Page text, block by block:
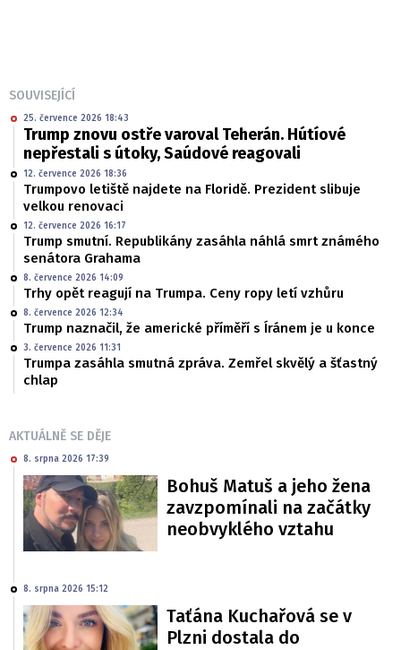
SOUVISEJÍCÍ
25. července 2026 18:43
Trump znovu ostře varoval Teherán. Hútíové
nepřestali s útoky, Saúdové reagovali
12. července 2026 18:36
Trumpovo letiště najdete na Floridě. Prezident slibuje
velkou renovaci
12. července 2026 16:17
Trump smutní. Republikány zasáhla náhlá smrt známého
senátora Grahama
8. července 2026 14:09
Trhy opět reagují na Trumpa. Ceny ropy letí vzhůru
8. července 2026 12:34
Trump naznačil, že americké příměří s Íránem je u konce
3. července 2026 11:31
Trumpa zasáhla smutná zpráva. Zemřel skvělý a šťastný
chlap
AKTUÁLNĚ SE DĚJE
8. srpna 2026 17:39
Bohuš Matuš a jeho žena
zavzpomínali na začátky
neobvyklého vztahu
8. srpna 2026 15:12
Taťána Kuchařová se v
Plzni dostala do